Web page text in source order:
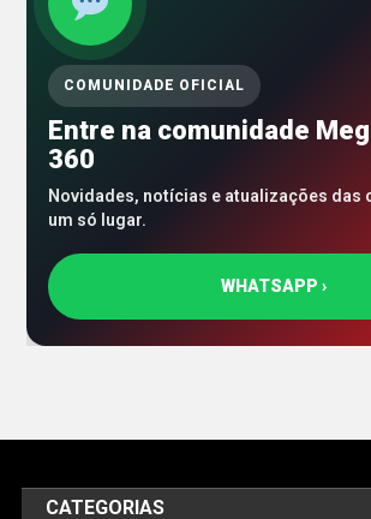
COMUNIDADE OFICIAL
Entre na comunidade
360
Novidades, notícias e atualizações das
um só lugar.
WHATSAPP ›
CATEGORIAS